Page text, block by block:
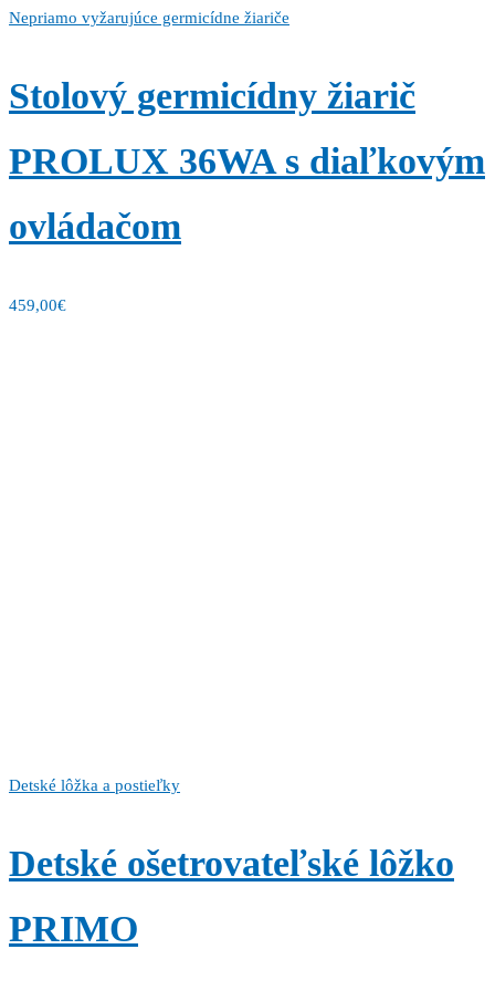
Nepriamo vyžarujúce germicídne žiariče
Stolový germicídny žiarič
PROLUX 36WA s diaľkovým
ovládačom
459,00€
Detské lôžka a postieľky
Detské ošetrovateľské lôžko
PRIMO